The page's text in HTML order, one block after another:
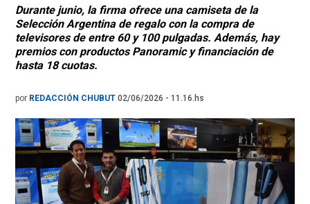
Durante junio, la firma ofrece una camiseta de la
Selección Argentina de regalo con la compra de
televisores de entre 60 y 100 pulgadas. Además, hay
premios con productos Panoramic y financiación de
hasta 18 cuotas.
por REDACCIÓN CHUBUT 02/06/2026 - 11.16.hs